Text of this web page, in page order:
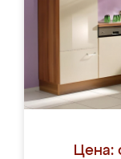
Цена: